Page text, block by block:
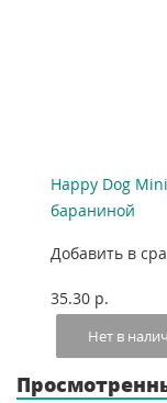
Happy Dog
бараниной
Добавить в
35.30 p.
Нет в